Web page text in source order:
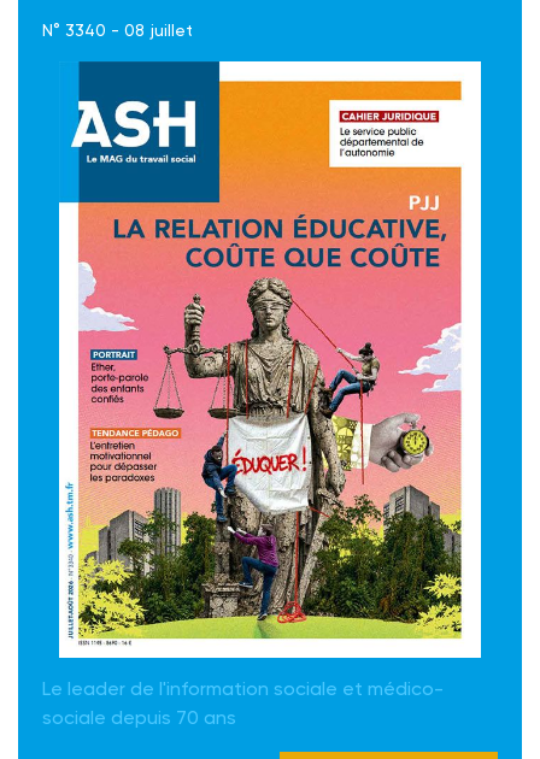
N° 3340 - 08 juillet
Le leader de l'information sociale et médico-
sociale depuis 70 ans